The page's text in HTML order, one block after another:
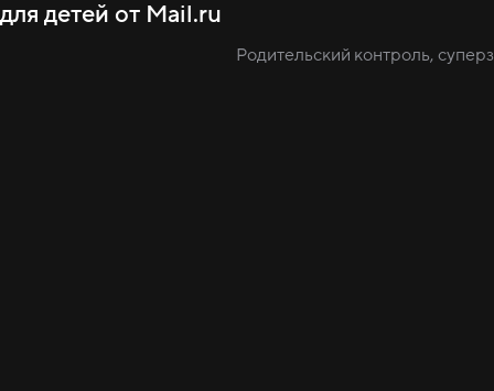
для детей от Mail.ru
Родительский контроль,